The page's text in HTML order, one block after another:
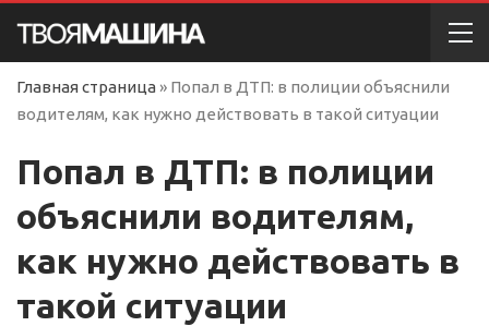
Главная страница » Попал в ДТП: в полиции объяснили
водителям, как нужно действовать в такой ситуации
Попал в ДТП: в полиции
объяснили водителям,
как нужно действовать в
такой ситуации